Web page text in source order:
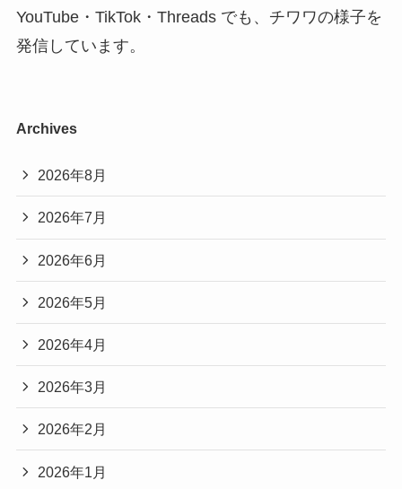
YouTube・TikTok・Threads でも、チワワの様子を
発信しています。
Archives
2026年8月
2026年7月
2026年6月
2026年5月
2026年4月
2026年3月
2026年2月
2026年1月